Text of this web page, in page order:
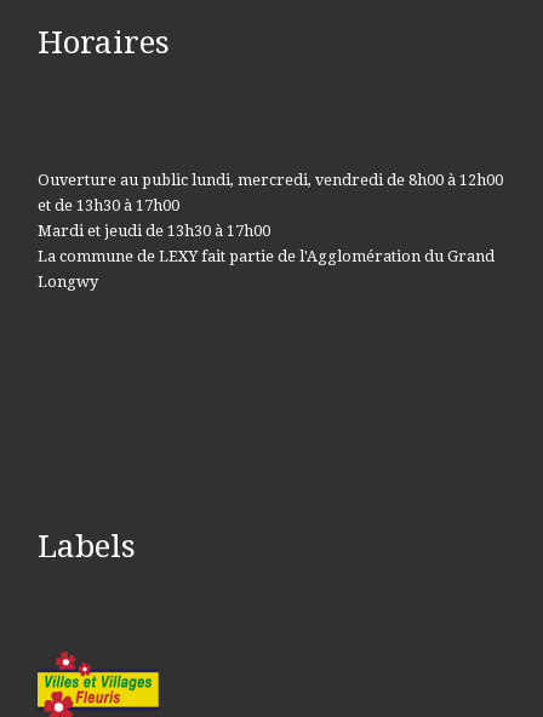
Horaires
Ouverture au public lundi, mercredi, vendredi de 8h00 à 12h00
et de 13h30 à 17h00
Mardi et jeudi de 13h30 à 17h00
La commune de LEXY fait partie de l'Agglomération du Grand
Longwy
Labels